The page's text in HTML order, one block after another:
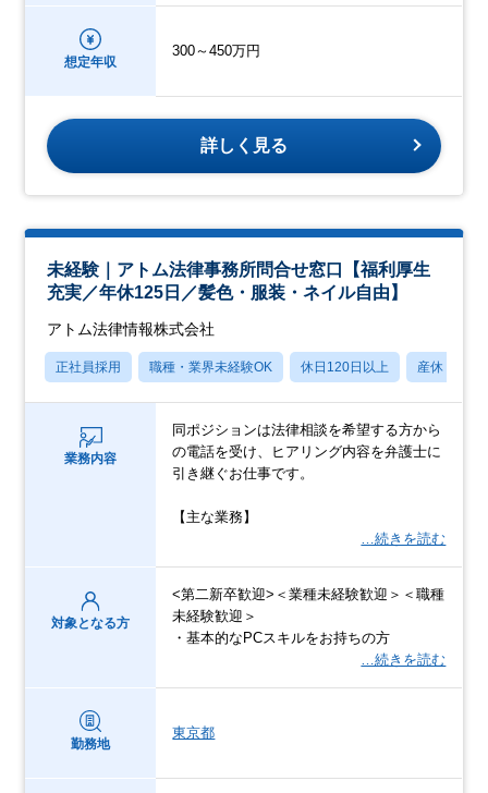
想定年収
300～450万円
詳しく見る
未経験｜アトム法律事務所問合せ窓口【福利厚生
充実／年休125日／髪色・服装・ネイル自由】
アトム法律情報株式会社
正社員採用 職種・業界未経験OK 休日120日以上 産休・育休
業務内容
同ポジションは法律相談を希望する方から
の電話を受け、ヒアリング内容を弁護士に
引き継ぐお仕事です。
【主な業務】
…続きを読む
対象となる方
<第二新卒歓迎>＜業種未経験歓迎＞＜職種
未経験歓迎＞
・基本的なPCスキルをお持ちの方
…続きを読む
勤務地
東京都